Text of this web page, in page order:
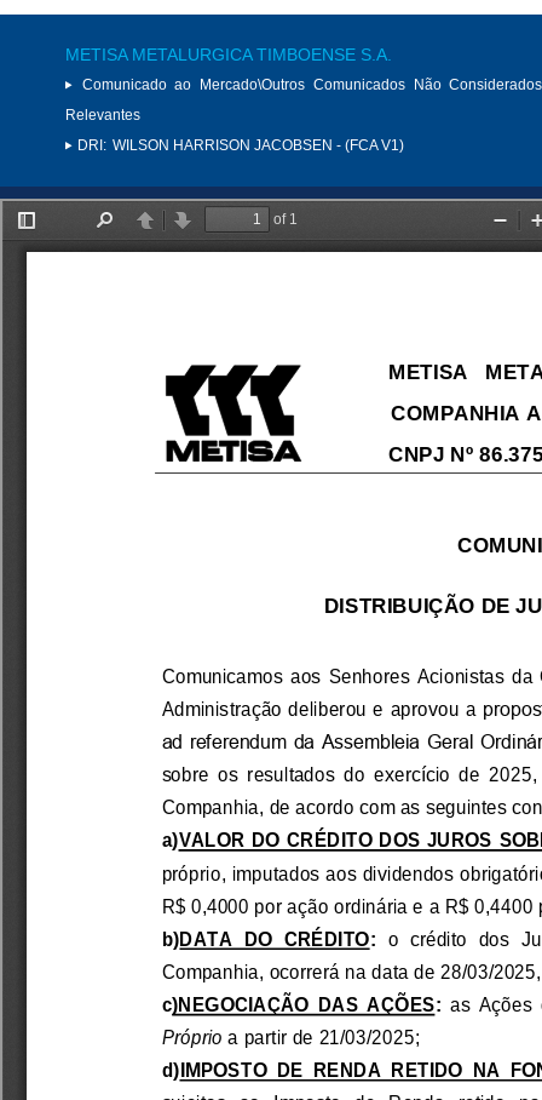
METISA METALURGICA TIMBOENSE S.A.
Comunicado ao Mercado\Outros Comunicados Não
Relevantes
DRI: WILSON HARRISON JACOBSEN - (FCA V1)